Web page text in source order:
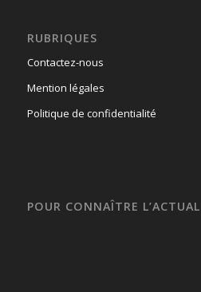
RUBRIQUES
Contactez-nous
Mention légales
Politique de confidentialité
POUR CONNAÎTRE